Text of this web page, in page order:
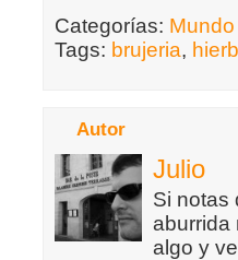
Categorías:
Tags: brujeria,
Autor
Julio
Si notas
aburrida
algo y